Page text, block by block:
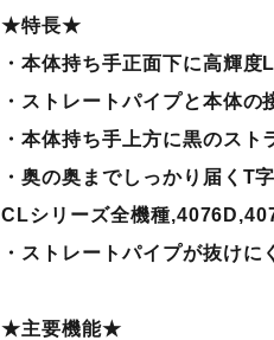
★特長★
・本体持ち手正面下に高輝
・ストレートパイプと本体
・本体持ち手上方に黒のスト
・奥の奥までしっかり届くT
CLシリーズ全機種
・ストレートパイプが抜け
★主要機能★